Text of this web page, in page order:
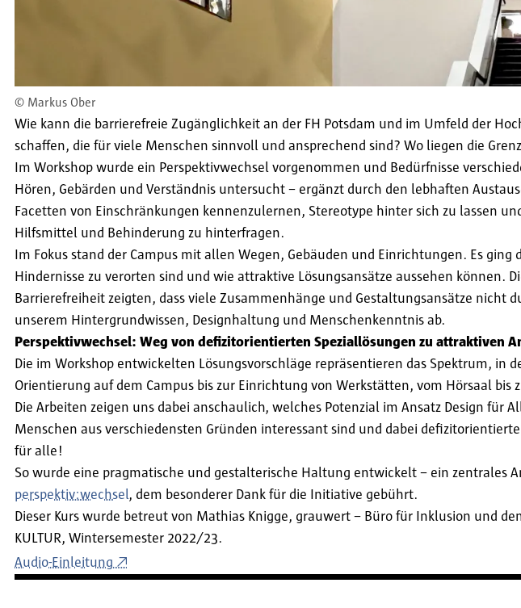
© Markus Ober
Wie kann die barrierefreie Zugänglichkeit an der FH Potsdam und im Umfeld der
schaffen, die für viele Menschen sinnvoll und ansprechend sind? Wo liegen die
Im Workshop wurde ein Perspektivwechsel vorgenommen und Bedürfnisse
Hören, Gebärden und Verständnis untersucht – ergänzt durch den lebhaften
Facetten von Einschränkungen kennenzulernen, Stereotype hinter sich zu lassen
Hilfsmittel und Behinderung zu hinterfragen.
Im Fokus stand der Campus mit allen Wegen, Gebäuden und Einrichtungen. Es
Hindernisse zu verorten sind und wie attraktive Lösungsansätze aussehen können.
Barrierefreiheit zeigten, dass viele Zusammenhänge und Gestaltungsansätze nicht
unserem Hintergrundwissen, Designhaltung und Menschenkenntnis ab.
Perspektivwechsel: Weg von defizitorientierten Speziallösungen zu attraktiven
Die im Workshop entwickelten Lösungsvorschläge repräsentieren das Spektrum, in
Orientierung auf dem Campus bis zur Einrichtung von Werkstätten, vom Hörsaal bis
Die Arbeiten zeigen uns dabei anschaulich, welches Potenzial im Ansatz Design für
Menschen aus verschiedensten Gründen interessant sind und dabei
für alle!
So wurde eine pragmatische und gestalterische Haltung entwickelt – ein zentrales
perspektiv:wechsel, dem besonderer Dank für die Initiative gebührt.
Dieser Kurs wurde betreut von Mathias Knigge, grauwert – Büro für Inklusion und
KULTUR, Wintersemester 2022/23.
Audio-Einleitung